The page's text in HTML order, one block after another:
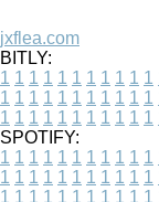
jxflea.com
BITLY:
1 1 1 1 1 1 1 1 1 1 1
1 1 1 1 1 1 1 1 1 1 1
1 1 1 1 1 1 1 1 1 1 1
SPOTIFY:
1 1 1 1 1 1 1 1 1 1 1
1 1 1 1 1 1 1 1 1 1 1
1 1 1 1 1 1 1 1 1 1 1